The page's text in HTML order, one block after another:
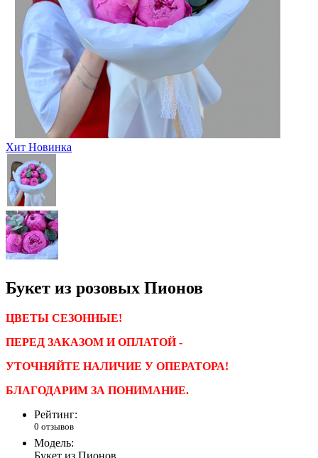
Хит Новинка
Букет из розовых Пионов
ЦВЕТЫ СЕЗОННЫЕ!
ПЕРЕД ЗАКАЗОМ И ОПЛАТОЙ -
УТОЧНЯЙТЕ НАЛИЧИЕ У ОПЕРАТОРА!
БЛАГОДАРИМ ЗА ПОНИМАНИЕ.
Рейтинг:
0 отзывов
Модель: